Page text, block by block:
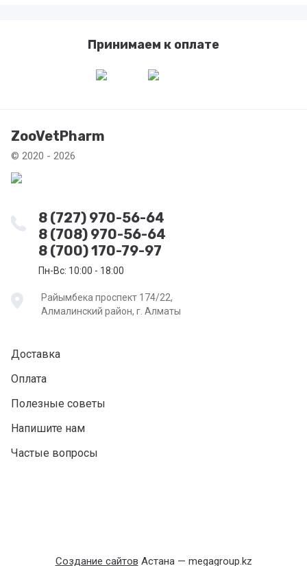
Принимаем к оплате
ZooVetPharm
© 2020 - 2026
8 (727) 970-56-64
8 (708) 970-56-64
8 (700) 170-79-97
Пн-Вс: 10:00 - 18:00
Райымбека проспект 174/22,
Алмалинский район, г. Алматы
Доставка
Оплата
Полезные советы
Напишите нам
Частые вопросы
Создание сайтов Астана — megagroup.kz